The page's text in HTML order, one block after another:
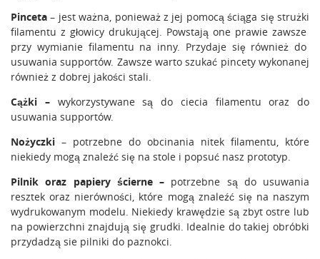
Pinceta– jest ważna, ponieważ z jej pomocą ściąga się strużki
filamentu z głowicy drukującej. Powstają one prawie zawsze
przy wymianie filamentu na inny. Przydaje się również do
usuwania supportów. Zawsze warto szukać pincety wykonanej
również z dobrej jakości stali.
Cążki – wykorzystywane są do ciecia filamentu oraz do
usuwania supportów.
Nożyczki – potrzebne do obcinania nitek filamentu, które
niekiedy mogą znaleźć się na stole i popsuć nasz prototyp.
Pilnik oraz papiery ścierne – potrzebne są do usuwania
resztek oraz nierówności, które mogą znaleźć się na naszym
wydrukowanym modelu. Niekiedy krawędzie są zbyt ostre lub
na powierzchni znajdują się grudki. Idealnie do takiej obróbki
przydadzą sie pilniki do paznokci.